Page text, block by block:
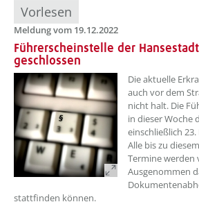
Vorlesen
Meldung vom 19.12.2022
Führerscheinstelle der
geschlossen
???
Die aktuelle
auch vor dem
nicht halt. Die
in dieser Woche
einschließlich
Alle bis zu
Termine werden
Ausgenommen
stattfinden können.